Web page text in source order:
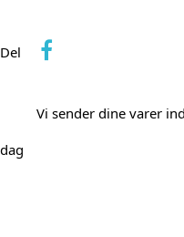
Del
Vi sender dine varer
dag